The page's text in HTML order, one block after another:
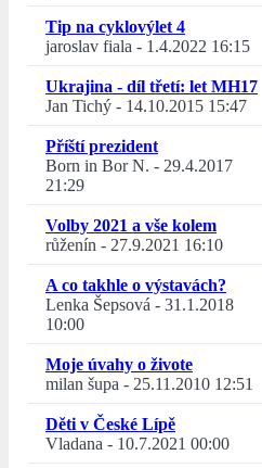
Tip na cyklovýlet 4
jaroslav fiala - 1.4.2022 16:15
Ukrajina - díl třetí: let MH17
Jan Tichý - 14.10.2015 15:47
Příští prezident
Born in Bor N. - 29.4.2017
21:29
Volby 2021 a vše kolem
růženín - 27.9.2021 16:10
A co takhle o výstavách?
Lenka Šepsová - 31.1.2018
10:00
Moje úvahy o živote
milan šupa - 25.11.2010 12:51
Děti v České Lípě
Vladana - 10.7.2021 00:00